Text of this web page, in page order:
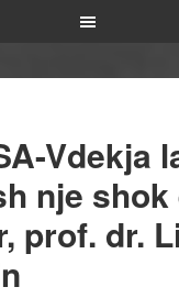
Vdekja
nje
prof. dr.